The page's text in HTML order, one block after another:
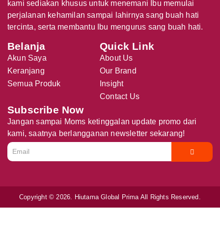
kami sediakan khusus untuk menemani Ibu memulai
perjalanan kehamilan sampai lahirnya sang buah hati
tercinta, serta membantu Ibu mengurus sang buah hati.
Belanja
Akun Saya
Keranjang
Semua Produk
Quick Link
About Us
Our Brand
Insight
Contact Us
Subscribe Now
Jangan sampai Moms ketinggalan update promo dari
kami, saatnya berlangganan newsletter sekarang!
Copyright © 2026. Hiutama Global Prima All Rights Reserved.